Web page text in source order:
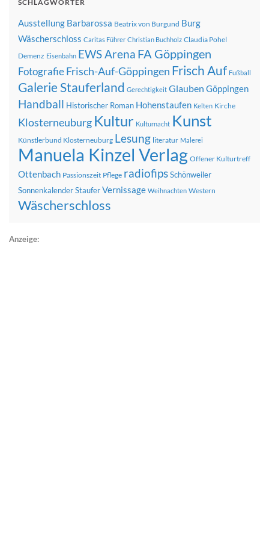
SCHLAGWÖRTER
Ausstellung Barbarossa Beatrix von Burgund Burg
Wäscherschloss Caritas Führer Christian Buchholz Claudia Pohel
Demenz Eisenbahn EWS Arena FA Göppingen
FotografieFrisch-Auf-Göppingen Frisch Auf Fußball
Galerie Stauferland Gerechtigkeit Glauben Göppingen
Handball Historischer Roman Hohenstaufen Kelten Kirche
Klosterneuburg Kultur Kulturnacht Kunst
Künstlerbund Klosterneuburg Lesung literatur Malerei
Manuela Kinzel Verlag Offener Kulturtreff
Ottenbach Passionszeit Pflege radiofipsSchönweiler
SonnenkalenderStauferVernissage Weihnachten Western
Wäscherschloss
Anzeige: